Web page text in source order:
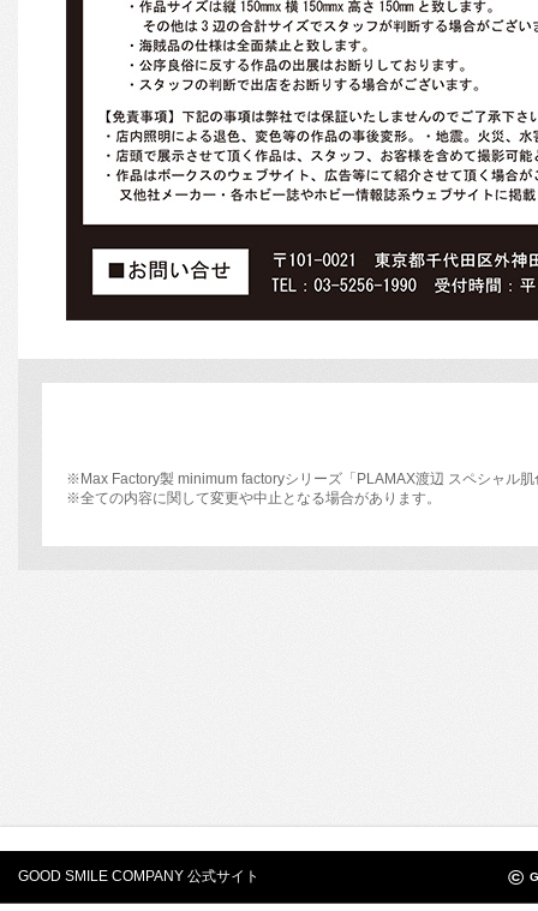
※Max Factory製 minimum factoryシリーズ「PLAMAX渡辺 スペシャル
※全ての内容に関して変更や中止となる場合があります。
GOOD SMILE COMPANY 公式サイト ©